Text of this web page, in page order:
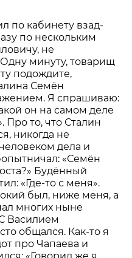
по кабинету взад-
по нескольким
не
минуту, товарищ
подождите,
Семён
Я спрашиваю:
он на самом деле
Про то, что Сталин
никогда не
дела и
«Семён
Будённый
«Где-то с меня».
был, ниже меня, а
многих ныне
Василием
общался. Как-то я
про Чапаева и
«Говорил же я